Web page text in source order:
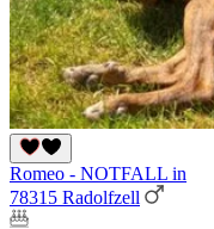
Romeo - NOTFALL in
78315 Radolfzell